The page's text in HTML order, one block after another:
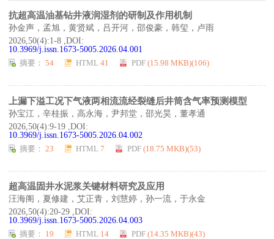
抗超高温油基钻井液润湿剂的研制及作用机制
孙金声，孟旭，黄贤斌，吕开河，邵俊豪，韩玺，卢雨
2026,50(4):1-8 ,DOI:
10.3969/j.issn.1673-5005.2026.04.001
摘要：54 HTML41 PDF (15.98 MKB)(106)
上漏下溢工况下气液两相流流经裂缝后井筒含气率预测模型
孙宝江，辛桂振，高永海，尹邦堂，邵光昊，董孝通
2026,50(4):9-19 ,DOI:
10.3969/j.issn.1673-5005.2026.04.002
摘要：23 HTML7 PDF (18.75 MKB)(53)
超高温固井水泥浆关键材料研究及应用
汪海阁，夏修建，艾正青，刘慧婷，孙一流，于永金
2026,50(4):20-29 ,DOI:
10.3969/j.issn.1673-5005.2026.04.003
摘要： 19 HTML 14 PDF (14.35 MKB)(43)